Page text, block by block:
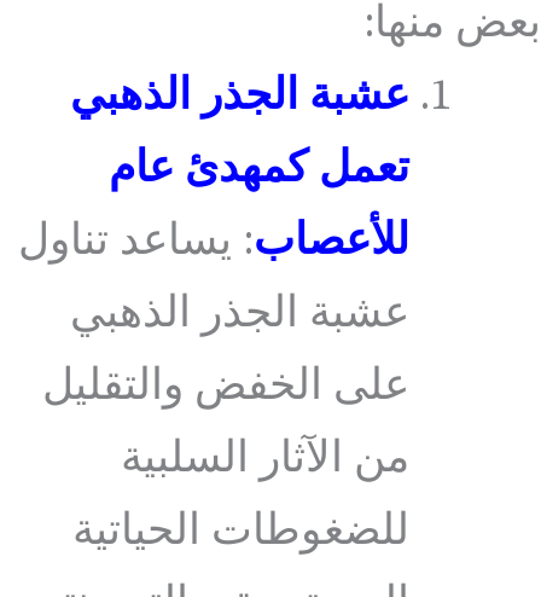
بعض منها:
عشبة الجذر الذهبي
تعمل كمهدئ عام
للأعصاب: يساعد تناول
عشبة الجذر الذهبي
على الخفض والتقليل
من الآثار السلبية
للضغوطات الحياتية